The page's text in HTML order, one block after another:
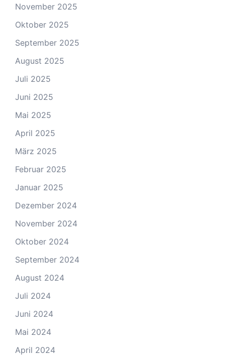
November 2025
Oktober 2025
September 2025
August 2025
Juli 2025
Juni 2025
Mai 2025
April 2025
März 2025
Februar 2025
Januar 2025
Dezember 2024
November 2024
Oktober 2024
September 2024
August 2024
Juli 2024
Juni 2024
Mai 2024
April 2024